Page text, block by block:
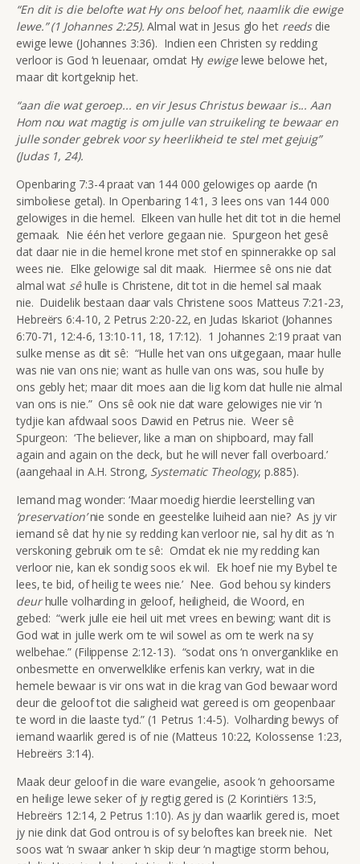
“En dit is die belofte wat Hy ons beloof het, naamlik die ewige
lewe.” (1 Johannes 2:25).Almal wat in Jesus glo het reeds die
ewige lewe (Johannes 3:36). Indien een Christen sy redding
verloor is God ‘n leuenaar, omdat Hy ewigelewe belowe het,
maar dit kortgeknip het.
“aan die wat geroep... en vir Jesus Christus bewaar is... Aan
Hom nou wat magtig is om julle van struikeling te bewaar en
julle sonder gebrek voor sy heerlikheid te stel met gejuig”
(Judas 1, 24).
Openbaring 7:3-4 praat van 144 000 gelowiges op aarde (‘n
simboliese getal). In Openbaring 14:1, 3 lees ons van 144 000
gelowiges in die hemel. Elkeen van hulle het dit tot in die hemel
gemaak. Nie één het verlore gegaan nie. Spurgeon het gesê
dat daar nie in die hemel krone met stof en spinnerakke op sal
wees nie. Elke gelowige sal dit maak. Hiermee sê ons nie dat
almal wat sêhulle is Christene, dit tot in die hemel sal maak
nie. Duidelik bestaan daar vals Christene soos Matteus 7:21-23,
Hebreërs 6:4-10, 2 Petrus 2:20-22, en Judas Iskariot (Johannes
6:70-71, 12:4-6, 13:10-11, 18, 17:12). 1 Johannes 2:19 praat van
sulke mense as dit sê: “Hulle het van ons uitgegaan, maar hulle
was nie van ons nie; want as hulle van ons was, sou hulle by
ons gebly het; maar dit moes aan die lig kom dat hulle nie almal
van ons is nie.” Ons sê ook nie dat ware gelowiges nie vir ‘n
tydjie kan afdwaal soos Dawid en Petrus nie. Weer sê
Spurgeon: ‘The believer, like a man on shipboard, may fall
again and again on the deck, but he will never fall overboard.’
(aangehaal in A.H. Strong, Systematic Theology, p.885).
Iemand mag wonder: ‘Maar moedig hierdie leerstelling van
‘preservation’nie sonde en geestelike luiheid aan nie? As jy vir
iemand sê dat hy nie sy redding kan verloor nie, sal hy dit as ‘n
verskoning gebruik om te sê: Omdat ek nie my redding kan
verloor nie, kan ek sondig soos ek wil. Ek hoef nie my Bybel te
lees, te bid, of heilig te wees nie.’ Nee. God behou sy kinders
deurhulle volharding in geloof, heiligheid, die Woord, en
gebed: “werk julle eie heil uit met vrees en bewing; want dit is
God wat in julle werk om te wil sowel as om te werk na sy
welbehae.” (Filippense 2:12-13). “sodat ons ‘n onverganklike en
onbesmette en onverwelklike erfenis kan verkry, wat in die
hemele bewaar is vir ons wat in die krag van God bewaar word
deur die geloof tot die saligheid wat gereed is om geopenbaar
te word in die laaste tyd.” (1 Petrus 1:4-5). Volharding bewys of
iemand waarlik gered is of nie (Matteus 10:22, Kolossense 1:23,
Hebreërs 3:14).
Maak deur geloof in die ware evangelie, asook ‘n gehoorsame
en heilige lewe seker of jy regtig gered is (2 Korintiërs 13:5,
Hebreërs 12:14, 2 Petrus 1:10). As jy dan waarlik gered is, moet
jy nie dink dat God ontrou is of sy beloftes kan breek nie. Net
soos wat ‘n swaar anker ‘n skip deur ‘n magtige storm behou,